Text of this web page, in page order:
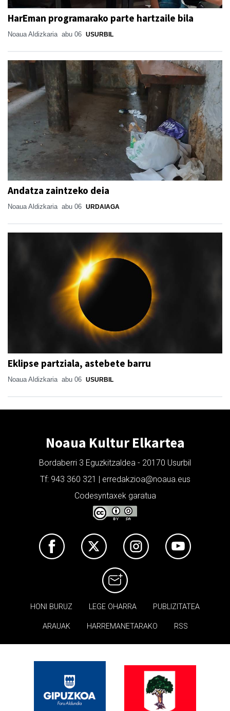
HarEman programarako parte hartzaile bila
Noaua Aldizkaria abu 06 USURBIL
Andatza zaintzeko deia
Noaua Aldizkaria abu 06 URDAIAGA
Eklipse partziala, astebete barru
Noaua Aldizkaria abu 06 USURBIL
Noaua Kultur Elkartea
Bordaberri 3 Eguzkitzaldea - 20170 Usurbil
Tf: 943 360 321 | erredakzioa@noaua.eus
Codesyntaxek garatua
HONI BURUZ LEGE OHARRA PUBLIZITATEA
ARAUAK HARREMANETARAKO RSS